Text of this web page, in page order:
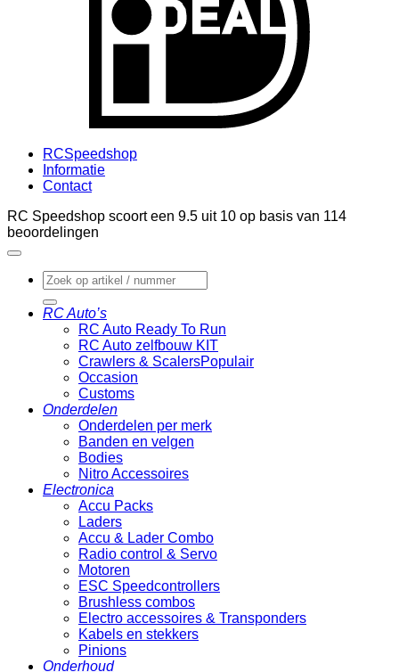
RCSpeedshop
Informatie
Contact
RC Speedshop scoort een 9.5 uit 10 op basis van 114
beoordelingen
Zoeken
naar:
RC Auto’s
RC Auto Ready To Run
RC Auto zelfbouw KIT
Crawlers & Scalers
Occasion
Customs
Onderdelen
Onderdelen per merk
Banden en velgen
Bodies
Nitro Accessoires
Electronica
Accu Packs
Laders
Accu & Lader Combo
Radio control & Servo
Motoren
ESC Speedcontrollers
Brushless combos
Electro accessoires & Transponders
Kabels en stekkers
Pinions
Onderhoud